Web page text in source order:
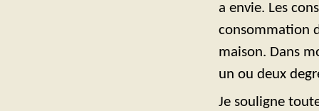
a envie. Les
consommation
maison. Dans
un ou deux
Je souligne